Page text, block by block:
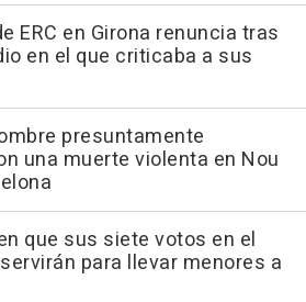
ERC en Girona renuncia tras
en el que criticaba a sus
presuntamente
una muerte violenta en Nou
que sus siete votos en el
para llevar menores a